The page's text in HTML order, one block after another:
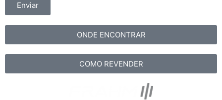
Enviar
ONDE ENCONTRAR
COMO REVENDER